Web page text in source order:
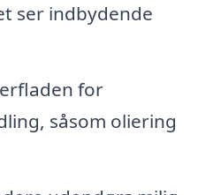
ser indbydende
for
såsom oliering